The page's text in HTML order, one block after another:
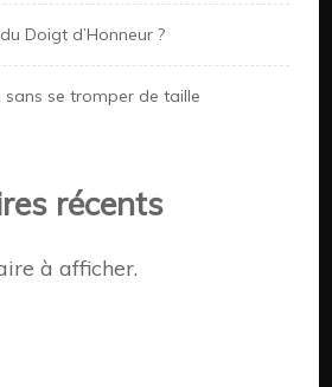
Doigt d’Honneur ?
sans se tromper de taille
récents
à afficher.